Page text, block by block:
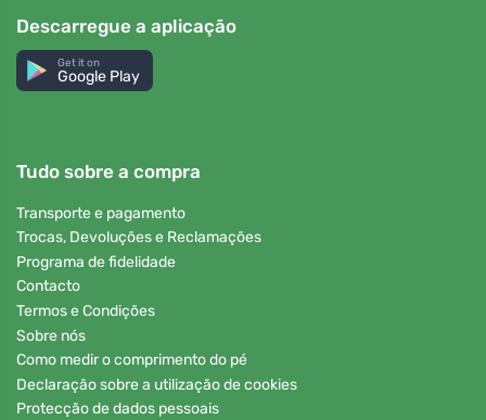
Descarregue a aplicação
Get it on
Google Play
Tudo sobre a compra
Transporte e pagamento
Trocas, Devoluções e Reclamações
Programa de fidelidade
Contacto
Termos e Condições
Sobre nós
Como medir o comprimento do pé
Declaração sobre a utilização de cookies
Protecção de dados pessoais